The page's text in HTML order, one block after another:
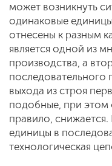
может возникнуть
одинаковые
отнесены к разным
является одной из
производства, а
последовательного
выхода из строя
подобные, при этом
правило,
единицы в
технологическая